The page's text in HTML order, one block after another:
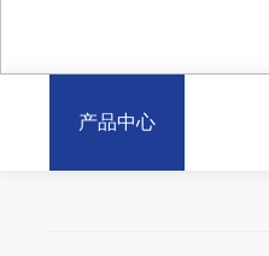
产品中心